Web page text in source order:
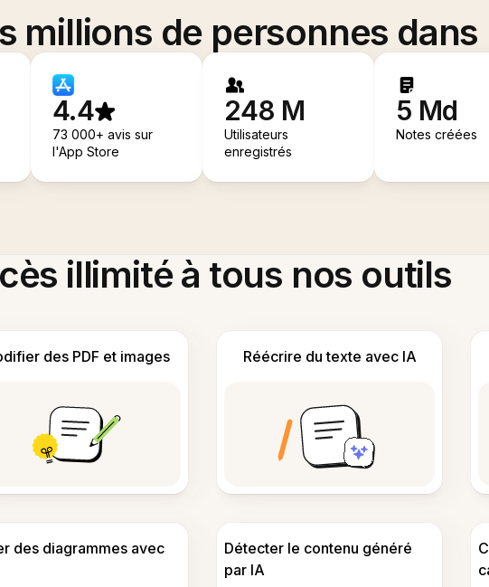
millions de personnes
4.4
73 000+ avis sur
l'App Store
248 M
Utilisateurs
enregistrés
5 Md
Notes créées
illimité à tous nos outils
des PDF et images Réécrire du texte avec IA
des diagrammes avec
Détecter le contenu généré
par IA